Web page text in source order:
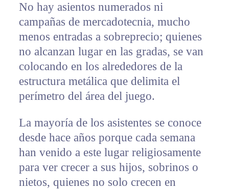
No hay asientos numerados ni
campañas de mercadotecnia, mucho
menos entradas a sobreprecio; quienes
no alcanzan lugar en las gradas, se van
colocando en los alrededores de la
estructura metálica que delimita el
perímetro del área del juego.
La mayoría de los asistentes se conoce
desde hace años porque cada semana
han venido a este lugar religiosamente
para ver crecer a sus hijos, sobrinos o
nietos, quienes no solo crecen en